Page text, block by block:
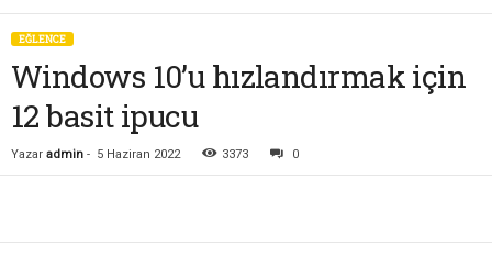
EĞLENCE
Windows 10’u hızlandırmak için
12 basit ipucu
Yazar admin - 5 Haziran 2022 3373 0